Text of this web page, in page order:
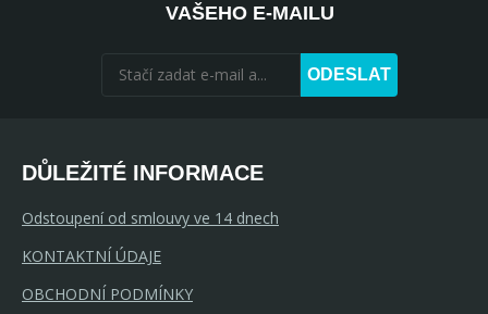
VAŠEHO E-MAILU
ODESLAT
DŮLEŽITÉ INFORMACE
Odstoupení od smlouvy ve 14 dnech
KONTAKTNÍ ÚDAJE
OBCHODNÍ PODMÍNKY